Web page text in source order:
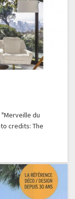
"Merveille du
credits: The